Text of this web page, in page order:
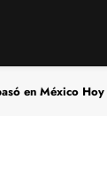
en México